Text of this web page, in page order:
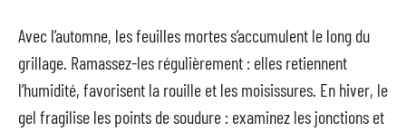
Avec l’automne, les feuilles mortes s’accumulent le long du
grillage. Ramassez-les régulièrement : elles retiennent
l’humidité, favorisent la rouille et les moisissures. En hiver, le
gel fragilise les points de soudure : examinez les jonctions et